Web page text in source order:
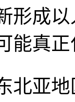
形成
能真
北亚